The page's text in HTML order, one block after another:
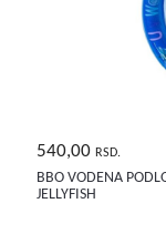
540,00 RSD.
BBO VODENA
JELLYFISH